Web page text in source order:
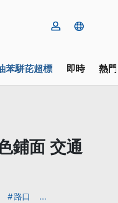
苯駢芘超標 即時 熱
鋪面 交通
路口 ...